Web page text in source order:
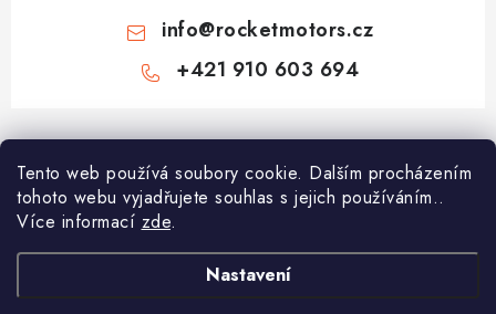
Tento web používá soubory cookie. Dalším procházením
tohoto webu vyjadřujete souhlas s jejich používáním..
Více informací zde.
Nastavení
info@rocketmotors.cz
+421 910 603 694
Z
á
Najdete nás
Informace pro vás